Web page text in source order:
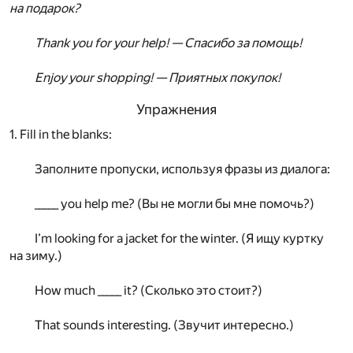
на подарок?
Thank you for your help! — Спасибо за помощь!
Enjoy your shopping! — Приятных покупок!
Упражнения
1. Fill in the blanks:
Заполните пропуски, используя фразы из диалога:
_____ you help me? (Вы не могли бы мне помочь?)
I’m looking for a jacket for the winter. (Я ищу куртку
на зиму.)
How much _____ it? (Сколько это стоит?)
That sounds interesting. (Звучит интересно.)